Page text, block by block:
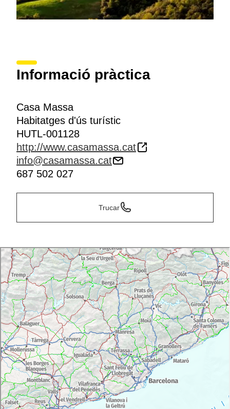
Informació pràctica
Casa Massa
Habitatges d'ús turístic
HUTL-001128
http://www.casamassa.cat
info@casamassa.cat
687 502 027
Trucar